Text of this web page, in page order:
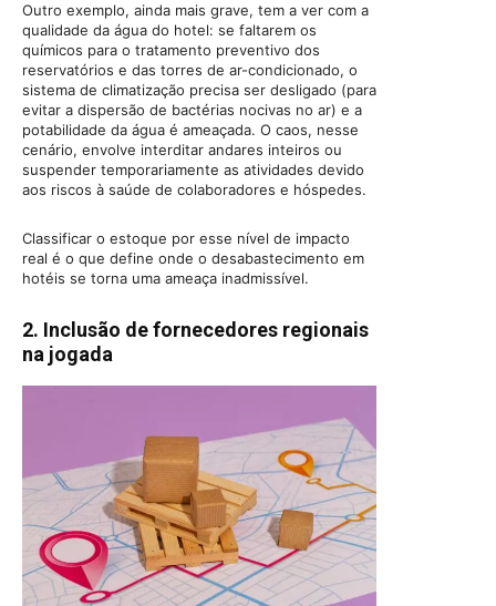
Outro exemplo, ainda mais grave, tem a ver com a
qualidade da água do hotel: se faltarem os
químicos para o tratamento preventivo dos
reservatórios e das torres de ar-condicionado, o
sistema de climatização precisa ser desligado (para
evitar a dispersão de bactérias nocivas no ar) e a
potabilidade da água é ameaçada. O caos, nesse
cenário, envolve interditar andares inteiros ou
suspender temporariamente as atividades devido
aos riscos à saúde de colaboradores e hóspedes.
Classificar o estoque por esse nível de impacto
real é o que define onde o desabastecimento em
hotéis se torna uma ameaça inadmissível.
2. Inclusão de fornecedores regionais
na jogada